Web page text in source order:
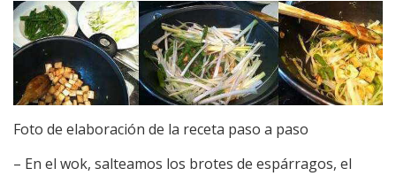
Foto de elaboración de la receta paso a paso
– En el wok, salteamos los brotes de espárragos, el